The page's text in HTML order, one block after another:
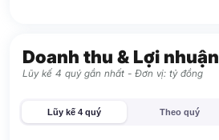
Doanh thu & Lợi nhuận
Lũy kế 4 quý gần nhất - Đơn vị: tỷ đồng
Lũy kế 4 quý Theo quý